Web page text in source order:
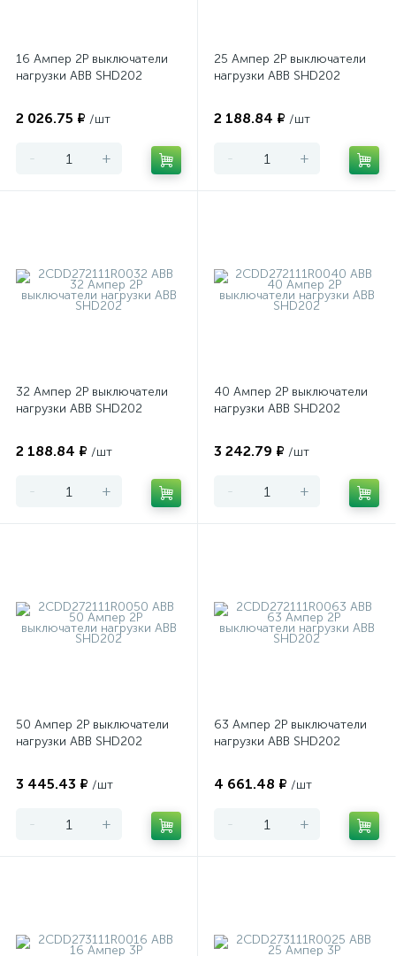
16 Ампер 2P выключатели
нагрузки ABB SHD202
2 026.75 ₽ /шт
- +
25 Ампер 2P выключатели
нагрузки ABB SHD202
2 188.84 ₽ /шт
- +
32 Ампер 2P выключатели
нагрузки ABB SHD202
2 188.84 ₽ /шт
- +
40 Ампер 2P выключатели
нагрузки ABB SHD202
3 242.79 ₽ /шт
- +
50 Ампер 2P выключатели
нагрузки ABB SHD202
3 445.43 ₽ /шт
- +
63 Ампер 2P выключатели
нагрузки ABB SHD202
4 661.48 ₽ /шт
- +